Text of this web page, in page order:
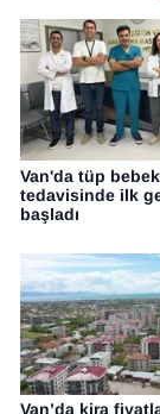
Van'da tüp bebek
tedavisinde ilk
başladı
Van’da kira